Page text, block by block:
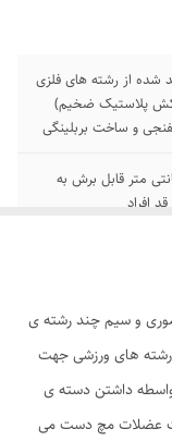
شده از رشته های فلزی
پلاستیک ضخیم)
و ساخت بربلینگی
طناب 270 سانتی متر قابل برش به
افراد
و سیم چند رشته ی
رشته های ورزشی جهت
داشتن دسته ی
عضلات مچ دست می